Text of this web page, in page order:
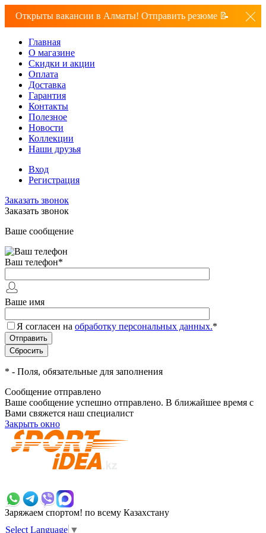
Открыты вакансии в Алматы! Отправить резюме 📝
Главная
О магазине
Скидки и акции
Оплата
Доставка
Гарантия
Контакты
Полезное
Новости
Коллекции
Наши друзья
Вход
Регистрация
Заказать звонок
Заказать звонок
Ваше сообщение
Ваш телефон*
Ваше имя
Я согласен на обработку персональных данных.*
* - Поля, обязательные для заполнения
Сообщение отправлено
Ваше сообщение успешно отправлено. В ближайшее время с
Вами свяжется наш специалист
Закрыть окно
Заряжаем спортом! по всему Казахстану
Select Language ▼